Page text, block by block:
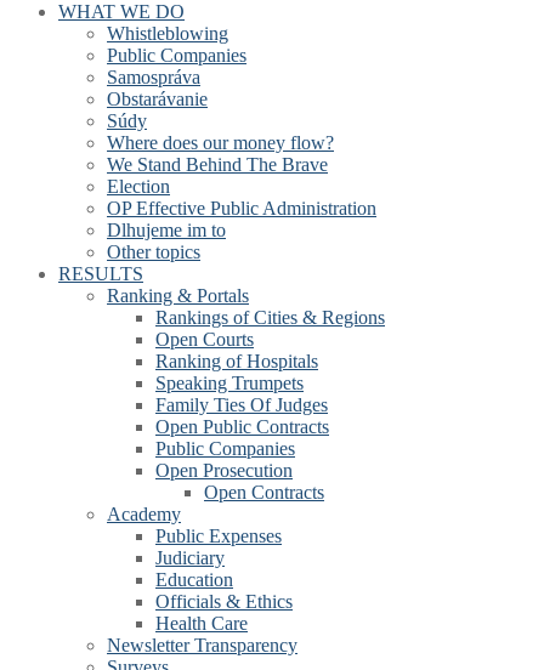
WHAT WE DO
Whistleblowing
Public Companies
Samospráva
Obstarávanie
Súdy
Where does our money flow?
We Stand Behind The Brave
Election
OP Effective Public Administration
Dlhujeme im to
Other topics
RESULTS
Ranking & Portals
Rankings of Cities & Regions
Open Courts
Ranking of Hospitals
Speaking Trumpets
Family Ties Of Judges
Open Public Contracts
Public Companies
Open Prosecution
Open Contracts
Academy
Public Expenses
Judiciary
Education
Officials & Ethics
Health Care
Newsletter Transparency